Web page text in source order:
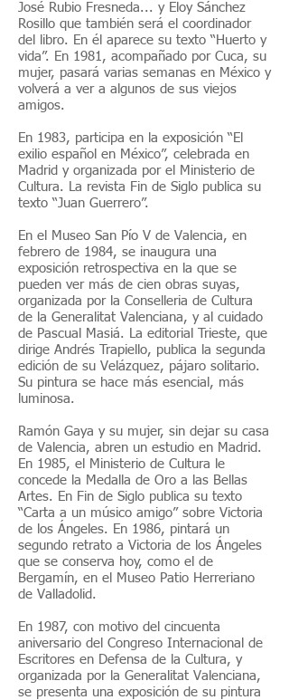
José Rubio Fresneda... y Eloy Sánchez
Rosillo que también será el coordinador
del libro. En él aparece su texto “Huerto y
vida”. En 1981, acompañado por Cuca, su
mujer, pasará varias semanas en México y
volverá a ver a algunos de sus viejos
amigos.
En 1983, participa en la exposición “El
exilio español en México”, celebrada en
Madrid y organizada por el Ministerio de
Cultura. La revista Fin de Siglo publica su
texto “Juan Guerrero”.
En el Museo San Pío V de Valencia, en
febrero de 1984, se inaugura una
exposición retrospectiva en la que se
pueden ver más de cien obras suyas,
organizada por la Conselleria de Cultura
de la Generalitat Valenciana, y al cuidado
de Pascual Masiá. La editorial Trieste, que
dirige Andrés Trapiello, publica la segunda
edición de su Velázquez, pájaro solitario.
Su pintura se hace más esencial, más
luminosa.
Ramón Gaya y su mujer, sin dejar su casa
de Valencia, abren un estudio en Madrid.
En 1985, el Ministerio de Cultura le
concede la Medalla de Oro a las Bellas
Artes. En Fin de Siglo publica su texto
“Carta a un músico amigo” sobre Victoria
de los Ángeles. En 1986, pintará un
segundo retrato a Victoria de los Ángeles
que se conserva hoy, como el de
Bergamín, en el Museo Patio Herreriano
de Valladolid.
En 1987, con motivo del cincuenta
aniversario del Congreso Internacional de
Escritores en Defensa de la Cultura, y
organizada por la Generalitat Valenciana,
se presenta una exposición de su pintura